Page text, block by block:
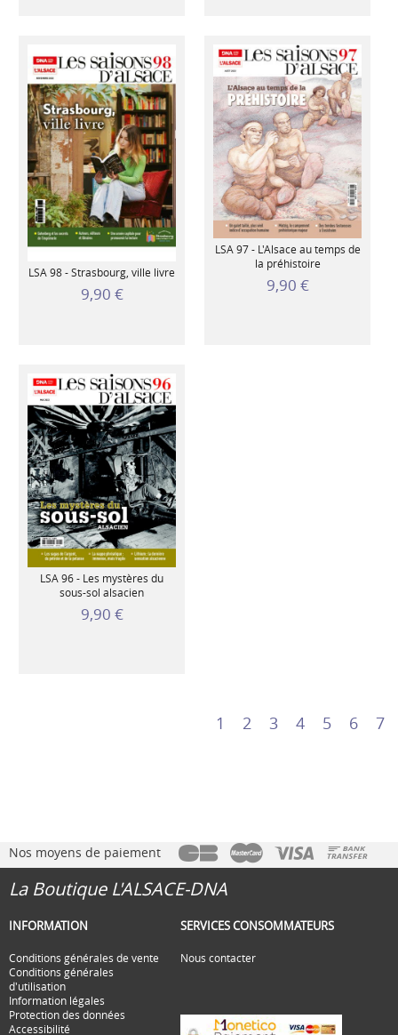
LSA 98 - Strasbourg, ville livre
9,90 €
LSA 97 - L'Alsace au temps de
la préhistoire
9,90 €
LSA 96 - Les mystères du
sous-sol alsacien
9,90 €
1 2 3 4 5 6 7
Nos moyens de paiement
La Boutique L'ALSACE-DNA
INFORMATION
Conditions générales de vente
Conditions générales
d'utilisation
Information légales
Protection des données
Accessibilité
SERVICES CONSOMMATEURS
Nous contacter